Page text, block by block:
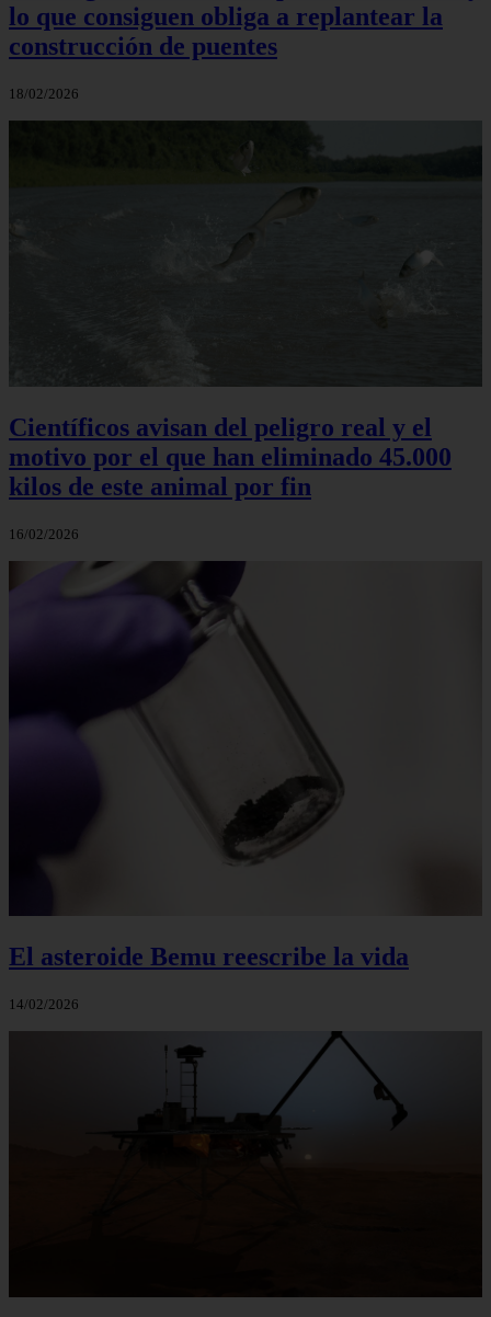
lo que consiguen obliga a replantear la
construcción de puentes
18/02/2026
Científicos avisan del peligro real y el
motivo por el que han eliminado 45.000
kilos de este animal por fin
16/02/2026
El asteroide Bemu reescribe la vida
14/02/2026